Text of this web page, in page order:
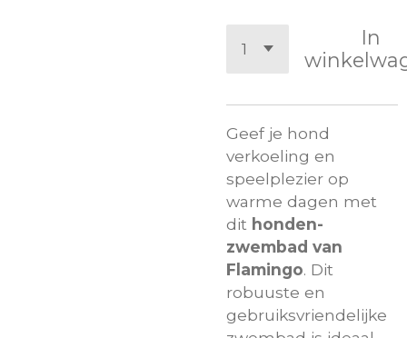
In
Geef je hond
verkoeling en
speelplezier op
warme dagen met
dit honden-
zwembad van
Flamingo. Dit
robuuste en
gebruiksvriendelijke